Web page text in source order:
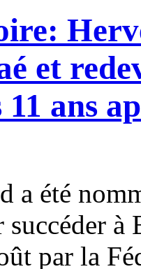
et
ans
a été
à
par la